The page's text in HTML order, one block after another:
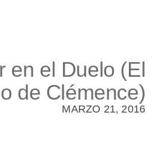
en el Duelo (El
de Clémence)
MARZO 21, 2016